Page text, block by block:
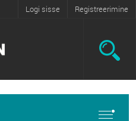
Logi sisse Registreerimine